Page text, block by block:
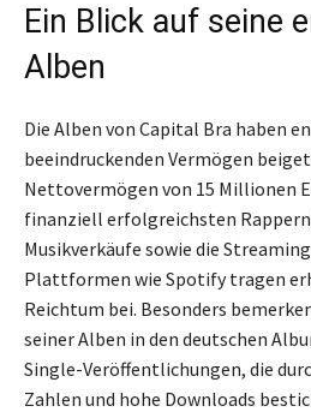
Ein Blick auf seine
Alben
Die Alben von Capital Bra haben
beeindruckenden Vermögen
Nettovermögen von 15 Millionen
finanziell erfolgreichsten Rappern
Musikverkäufe sowie die
Plattformen wie Spotify tragen
Reichtum bei. Besonders
seiner Alben in den deutschen
Single-Veröffentlichungen, die
Zahlen und hohe Downloads